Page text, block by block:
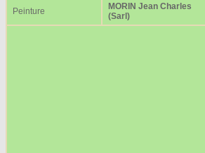
Peinture
MORIN Jean Charles
(Sarl)